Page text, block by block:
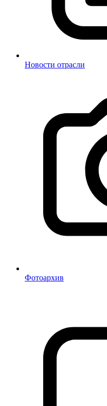
Новости отрасли
Фотоархив